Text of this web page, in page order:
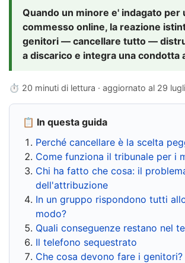
Quando un minore e' indagato per
commesso online, la reazione
genitori — cancellare tutto —
a discarico e integra una condotta
⏱ 20 minuti di lettura · aggiornato al 29
📋 In questa guida
Perché cancellare è la scelta
Come funziona il tribunale per i
Chi ha fatto che cosa: il
dell'attribuzione
In un gruppo rispondono tutti
modo?
Quali conseguenze restano nel
Il telefono sequestrato
Che cosa devono fare i genitori?